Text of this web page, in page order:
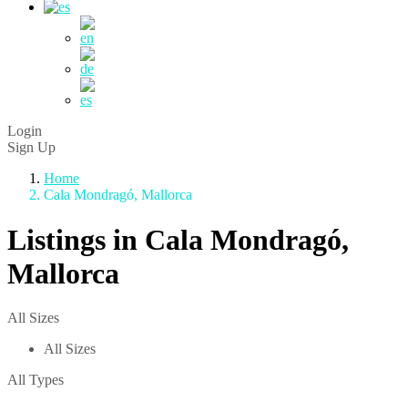
Login
Sign Up
Home
Cala Mondragó, Mallorca
Listings in Cala Mondragó,
Mallorca
All Sizes
All Sizes
All Types